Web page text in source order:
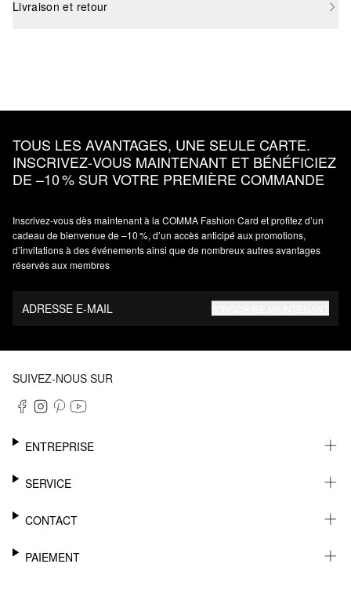
Livraison et retour
TOUS LES AVANTAGES, UNE SEULE CARTE.
INSCRIVEZ‑VOUS MAINTENANT ET BÉNÉFICIEZ
DE –10 % SUR VOTRE PREMIÈRE COMMANDE
Inscrivez‑vous dès maintenant à la COMMA Fashion Card et profitez d’un
cadeau de bienvenue de –10 %, d’un accès anticipé aux promotions,
d’invitations à des événements ainsi que de nombreux autres avantages
réservés aux membres
ADRESSE E-MAIL
SUIVEZ-NOUS SUR
ENTREPRISE
CARRIÈRE
SERVICE
NEWSLETTER
MÉMO
CONTACT
AIDE
PAIEMENT